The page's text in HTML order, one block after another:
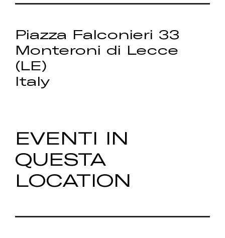
Piazza Falconieri 33
Monteroni di Lecce
(LE)
Italy
EVENTI IN
QUESTA
LOCATION